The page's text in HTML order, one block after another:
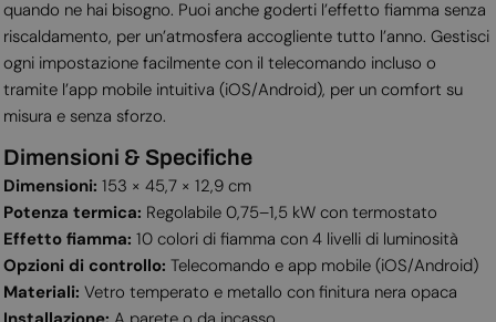
quando ne hai bisogno. Puoi anche goderti l’effetto fiamma senza
riscaldamento, per un’atmosfera accogliente tutto l’anno. Gestisci
ogni impostazione facilmente con il telecomando incluso o
tramite l’app mobile intuitiva (iOS/Android), per un comfort su
misura e senza sforzo.
Dimensioni & Specifiche
Dimensioni: 153 × 45,7 × 12,9 cm
Potenza termica: Regolabile 0,75–1,5 kW con termostato
Effetto fiamma: 10 colori di fiamma con 4 livelli di luminosità
Opzioni di controllo: Telecomando e app mobile (iOS/Android)
Materiali: Vetro temperato e metallo con finitura nera opaca